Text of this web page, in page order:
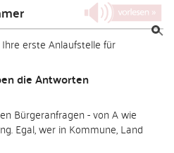
erste Anlaufstelle für
die Antworten
Bürgeranfragen - von A wie
Egal, wer in Kommune, Land